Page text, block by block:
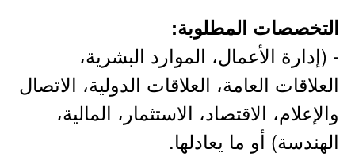
التخصصات المطلوبة:
- (إدارة الأعمال، الموارد البشرية،
العلاقات العامة، العلاقات الدولية، الاتصال
والإعلام، الاقتصاد، الاستثمار، المالية،
الهندسة) أو ما يعادلها.